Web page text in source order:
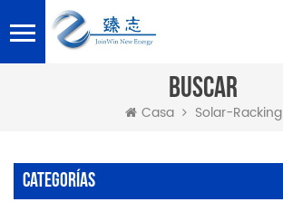
BUSCAR
Casa Solar-Racking
Categorías